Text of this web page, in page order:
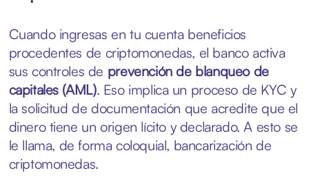
Cuando ingresas en tu cuenta beneficios
procedentes de criptomonedas, el banco activa
sus controles de prevención de blanqueo de
capitales (AML). Eso implica un proceso de KYC y
la solicitud de documentación que acredite que el
dinero tiene un origen lícito y declarado. A esto se
le llama, de forma coloquial, bancarización de
criptomonedas.